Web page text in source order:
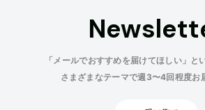
「メールでおすすめを届けてほしい」と
さまざまなテーマで週3〜4回程度お